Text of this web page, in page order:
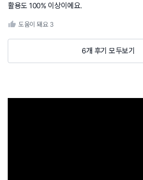
활용도 100% 이상이에요.
도움이 돼요 3
6개 후기 모두보기